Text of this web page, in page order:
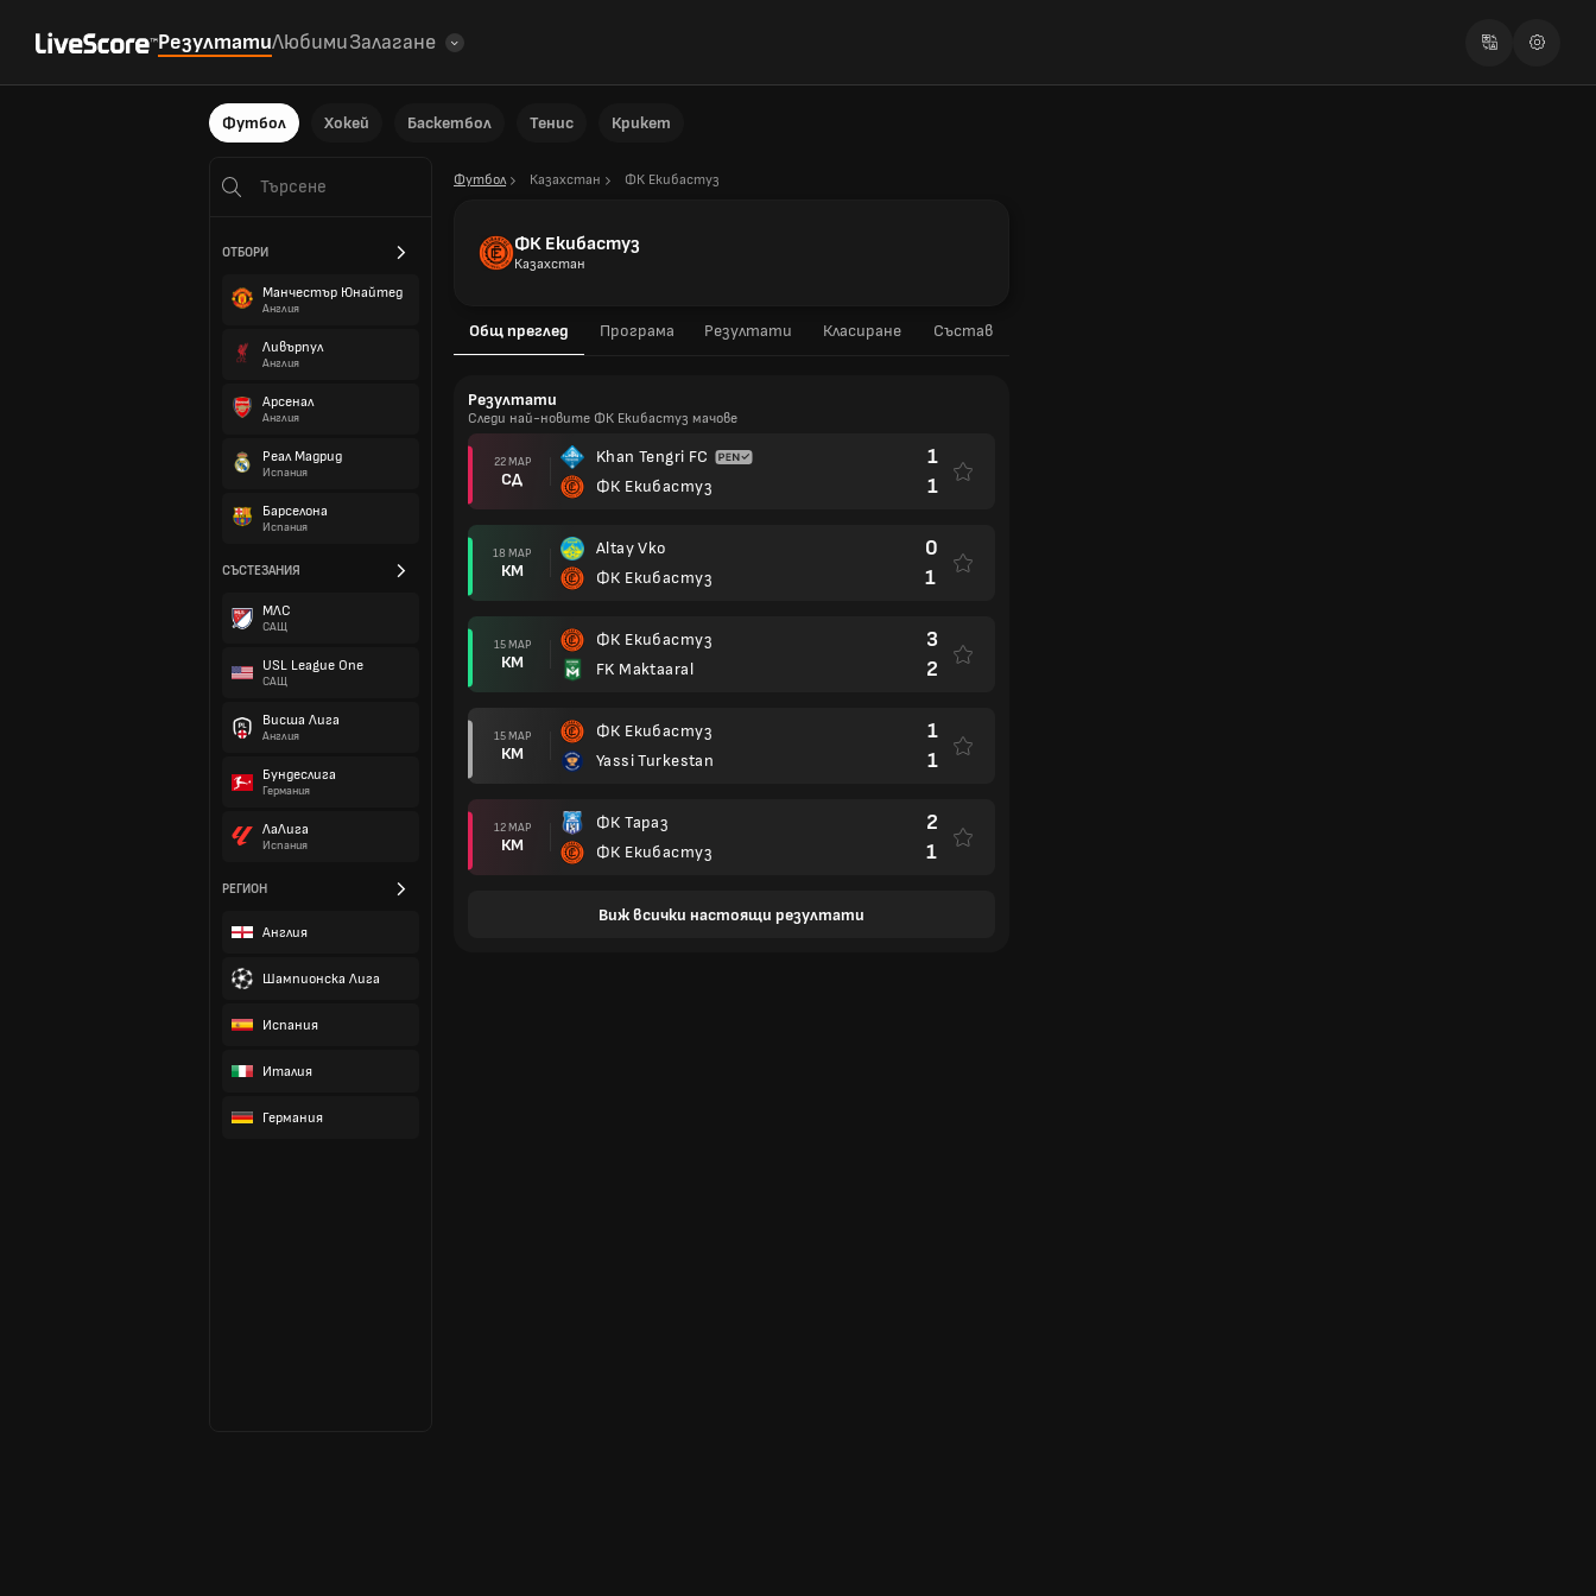
РезултатиЛюбимиЗалагане
Футбол Хокей Баскетбол Тенис Крикет
ОТБОРИ
Манчестър Юнайтед
Англия
Ливърпул
Англия
Арсенал
Англия
Реал Мадрид
Испания
Барселона
Испания
СЪСТЕЗАНИЯ
МЛС
САЩ
USL League One
САЩ
Висша Лига
Англия
Бундеслига
Германия
ЛаЛига
Испания
РЕГИОН
Англия
Шампионска Лига
Испания
Италия
Германия
Футбол Казахстан ФК Екибастуз
ФК Екибастуз
Казахстан
Общ преглед Програма Резултати Класиране Състав
Резултати
Следи най-новите ФК Екибастуз мачове
22 МАР
СД
Khan Tengri FC
ФК Екибастуз
1
1
18 МАР
КМ
Altay Vko
ФК Екибастуз
0
1
15 МАР
КМ
ФК Екибастуз
FK Maktaaral
3
2
15 МАР
КМ
ФК Екибастуз
Yassi Turkestan
1
1
12 МАР
КМ
ФК Тараз
ФК Екибастуз
2
1
Виж всички настоящи резултати